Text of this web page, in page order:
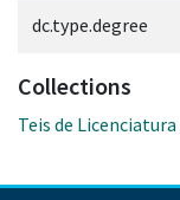
dc.type.degree
Collections
Teis de Licenciatura